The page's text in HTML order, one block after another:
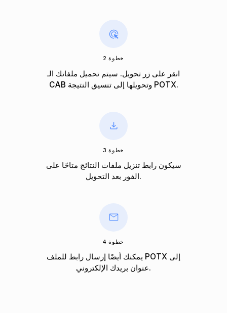
خطوة 2
انقر على زر تحويل. سيتم تحميل ملفاتك الـ
CAB وتحويلها إلى تنسيق النتيجة POTX.
خطوة 3
سيكون رابط تنزيل ملفات النتائج متاحًا على
الفور بعد التحويل.
خطوة 4
يمكنك أيضًا إرسال رابط للملف POTX إلى
عنوان بريدك الإلكتروني.